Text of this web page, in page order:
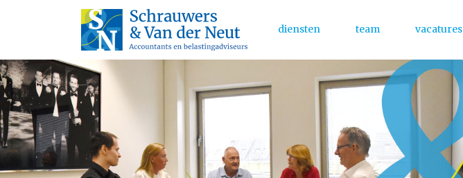
Skip
to
content
Main Menu
diensten team vacatures